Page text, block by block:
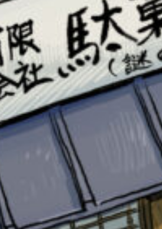
ワードから探す
シャルアカウント